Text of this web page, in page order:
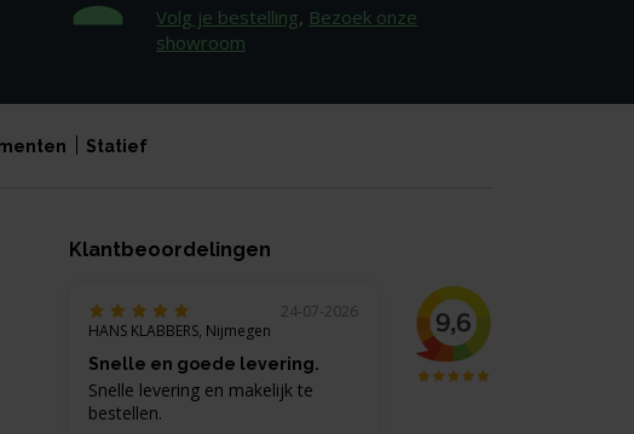
Volg je bestelling, Bezoek onze
showroom
Statief
Klantbeoordelingen
24-07-2026
HANS KLABBERS, Nijmegen
Snelle en goede levering.
Snelle levering en makelijk te
bestellen.